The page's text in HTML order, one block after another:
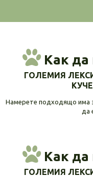
Как да
ГОЛЕМИЯ
Намерете подходящо има
да
Как да
ГОЛЕМИЯ